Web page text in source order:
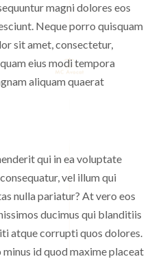
magni dolores eos
Neque porro quisquam
sit amet, consectetur,
eius modi tempora
aliquam quaerat
qui in ea voluptate
vel illum qui
nulla pariatur? At vero eos
ducimus qui blanditiis
atque corrupti quos dolores.
id quod maxime placeat